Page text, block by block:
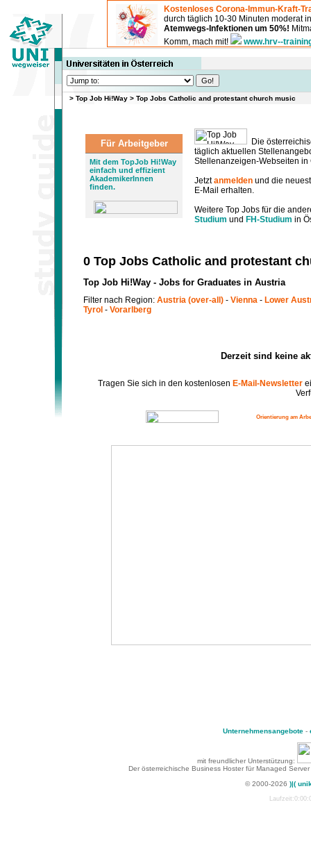
Kostenloses Corona-Immun-Kraft-
durch täglich 10-30 Minuten moderat
Atemwegs-Infektionen um 50%!
Komm, mach mit!
www.hrv--
> Top Job Hi!Way > Top Jobs Catholic and protestant church music
Für Arbeitgeber
Mit dem TopJob Hi!Way
einfach und effizient
AkademikerInnen
finden.
Die
täglich aktuellen
Stellenanzeigen-Webseiten in
Jetztanmelden und die
E-Mail erhalten.
Weitere Top Jobs für die
Studium und FH-Studium in
0 Top Jobs Catholic and protestant
Top Job Hi!Way - Jobs for Graduates in Austria
Filter nach Region: Austria (over-all) - Vienna - Lower
Tyrol - Vorarlberg
Derzeit sind keine
Tragen Sie sich in den kostenlosen E-Mail-Newsletter
Orientierung am
Unternehmensangebote-
mit freundlicher Unterstützung:
Der österreichische Business Hoster für Managed
© 2000-2026 )|(